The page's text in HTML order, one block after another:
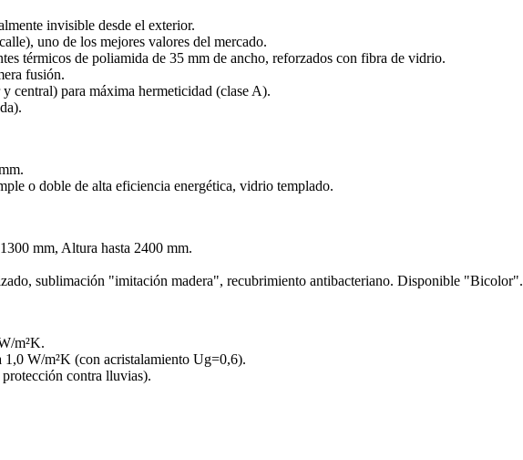
invisible desde el exterior.
uno de los mejores valores del mercado.
térmicos de poliamida de 35 mm de ancho, reforzados con fibra de vidrio.
fusión.
central) para máxima hermeticidad (clase A).
o doble de alta eficiencia energética, vidrio templado.
mm, Altura hasta 2400 mm.
sublimación "imitación madera", recubrimiento antibacteriano. Disponible "Bicolor".
m²K.
1,0 W/m²K (con acristalamiento Ug=0,6).
contra lluvias).